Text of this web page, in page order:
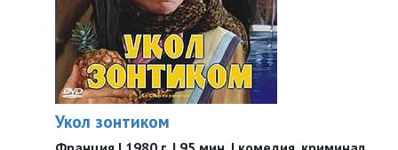
Укол зонтиком